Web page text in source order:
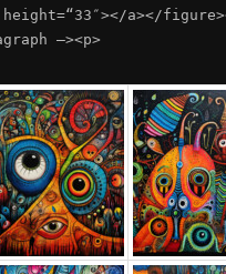
height=“33″></a></
–><p>